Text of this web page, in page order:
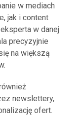
w mediach
jak i content
w danej
precyzyjnie
na większą
newslettery,
ofert.